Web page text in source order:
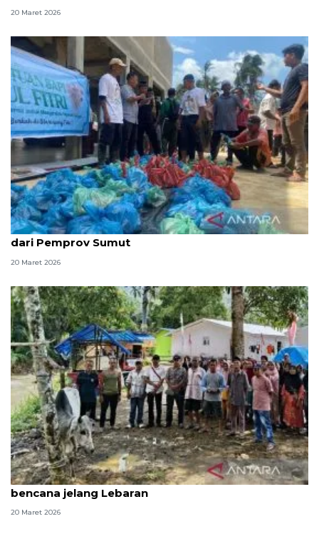
20 Maret 2026
Warga Hutanabolon terima bantuan daging sapi
dari Pemprov Sumut
20 Maret 2026
Gubernur Sumut beri bantuan 10 sapi bagi korban
bencana jelang Lebaran
20 Maret 2026